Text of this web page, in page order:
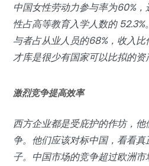
中国女性劳动力参与率为60%
性占高等教育入学人数的
与者占从业人员的68%，收入比
才库是很少有国家可以比拟的资
激烈竞争提高效率
西方企业都是受庇护的作坊，
争。他们应该对标中国，看看
子。中国市场的竞争超过欧洲